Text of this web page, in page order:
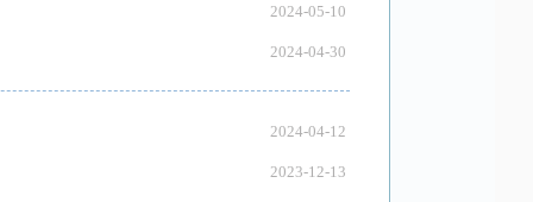
2024-05-10
2024-04-30
2024-04-12
2023-12-13